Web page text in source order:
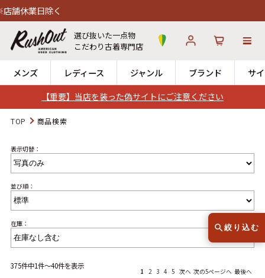
【重要】当店を装った偽サイトにご注意ください
選び抜いた一点物
こだわり古着専門店
メンズ レディース ジャンル ブランド サ
ログイン
店舗一覧
全国7店舗・公式通販の比較 →
発送について 12時までのご注文で当日出荷！
TOP 商品検索
表示切替：
並び順：
在庫：
375件中1件～40件を表示
1 2 3 4 5 次へ 次の5ページへ 最後へ
絞り込む